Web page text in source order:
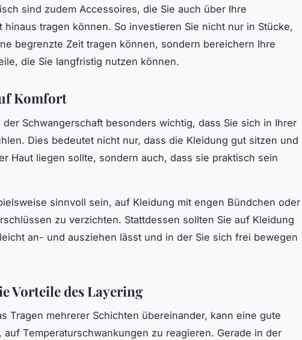
sind zudem Accessoires, die Sie auch über Ihre
hinaus tragen können. So investieren Sie nicht nur in Stücke,
begrenzte Zeit tragen können, sondern bereichern Ihre
die Sie langfristig nutzen können.
Komfort
Schwangerschaft besonders wichtig, dass Sie sich in Ihrer
Dies bedeutet nicht nur, dass die Kleidung gut sitzen und
Haut liegen sollte, sondern auch, dass sie praktisch sein
sinnvoll sein, auf Kleidung mit engen Bündchen oder
zu verzichten. Stattdessen sollten Sie auf Kleidung
an- und ausziehen lässt und in der Sie sich frei bewegen
Vorteile des Layering
Tragen mehrerer Schichten übereinander, kann eine gute
auf Temperaturschwankungen zu reagieren. Gerade in der